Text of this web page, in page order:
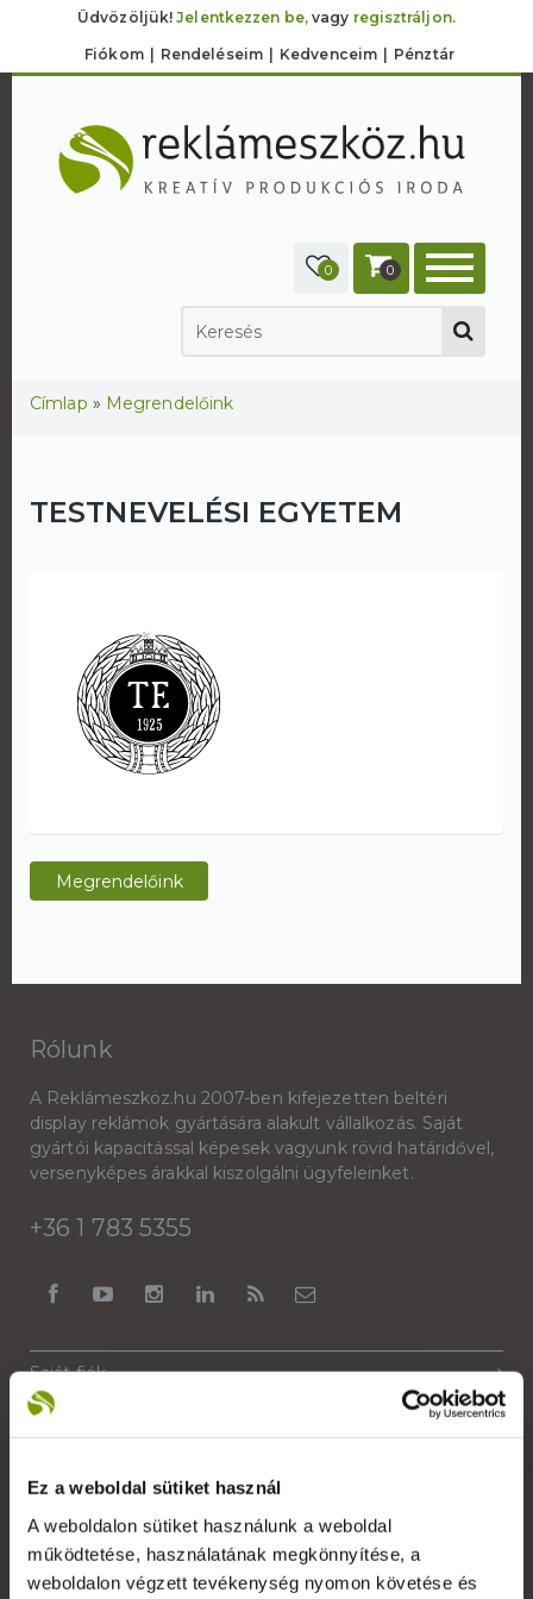
Ez a weboldal sütiket használ
A weboldalon sütiket használunk a weboldal
működtetése, használatának megkönnyítése, a
weboldalon végzett tevékenység nyomon követése és
Üdvözöljük!Jelentkezzen be,vagy regisztráljon.
Fiókom Rendeléseim Kedvenceim Pénztár
0 0
Jelenlegi hely
Címlap » Megrendelőink
TESTNEVELÉSI EGYETEM
Megrendelőink
Rólunk
A Reklámeszköz.hu 2007-ben kifejezetten beltéri
display reklámok gyártására alakult vállalkozás. Saját
gyártói kapacitással képesek vagyunk rövid határidővel,
versenyképes árakkal kiszolgálni ügyfeleinket.
+36 1 783 5355
Saját fiók
Kapcsolat
Alkalmazott nyomdai technológiák